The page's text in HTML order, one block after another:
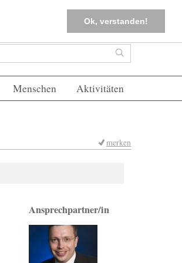
Ok, verstanden!
FAQs Einloggen
Suche
Menschen Aktivitäten
merken
Ansprechpartner/in